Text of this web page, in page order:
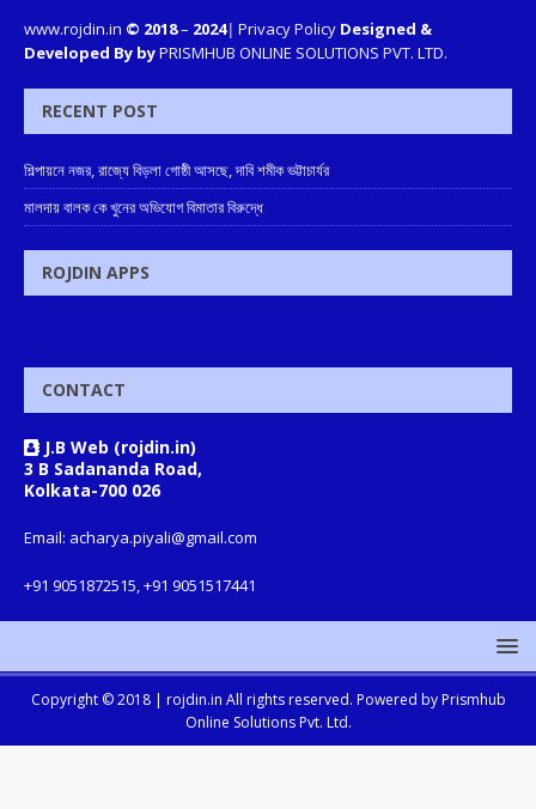
www.rojdin.in © 2018– 2024| Privacy Policy Designed &
Developed By byPRISMHUB ONLINE SOLUTIONS PVT. LTD.
RECENT POST
শিল্পায়নে নজর, রাজ্যে বিড়লা গোষ্ঠী আসছে, দাবি শমীক ভট্টাচার্যর
মালদায় বালক কে খুনের অভিযোগ বিমাতার বিরুদ্ধে
ROJDIN APPS
CONTACT
J.B Web (rojdin.in)
3 B Sadananda Road,
Kolkata-700 026
Email: acharya.piyali@gmail.com
+91 9051872515, +91 9051517441
Copyright © 2018 | rojdin.in All rights reserved. Powered by Prismhub
Online Solutions Pvt. Ltd.